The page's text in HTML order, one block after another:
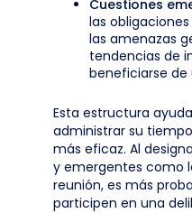
Cuestiones
las obligaciones
las amenazas
tendencias de
beneficiarse
Esta estructura
administrar su
más eficaz. Al
y emergentes como
reunión, es más
participen en una